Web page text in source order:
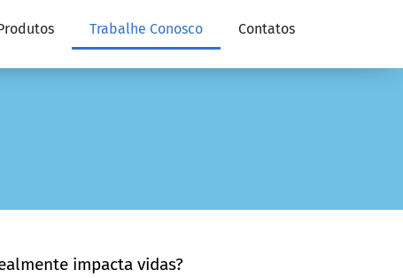
Trabalhe Conosco Contatos
impacta vidas?